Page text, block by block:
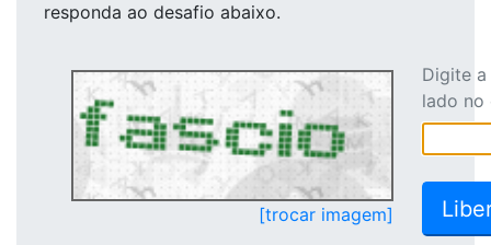
responda ao desafio abaixo.
[trocar imagem]
Digite
lado no